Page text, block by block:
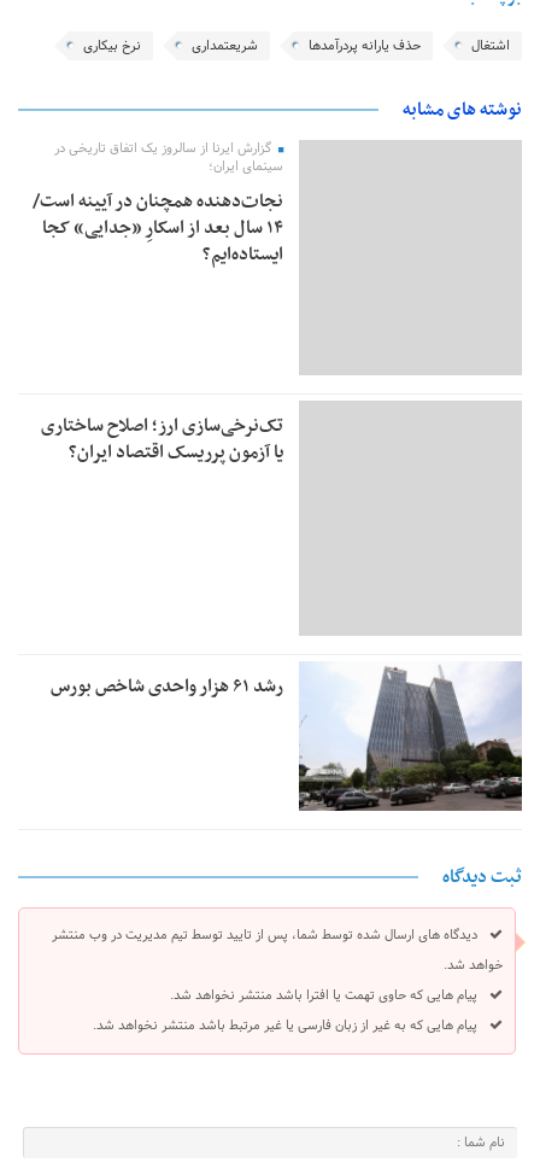
اشتغال حذف یارانه پردرآمدها شریعتمداری نرخ بیکاری
نوشته های مشابه
گزارش ایرنا از سالروز یک اتفاق تاریخی در
سینمای ایران؛
نجات‌دهنده‌ همچنان در آیینه است/
۱۴ سال بعد از اسکارِ «جدایی» کجا
ایستاده‌ایم؟
تک‌نرخی‌سازی ارز؛ اصلاح ساختاری
یا آزمون پرریسک اقتصاد ایران؟
رشد ۶۱ هزار واحدی شاخص بورس
ثبت دیدگاه
دیدگاه های ارسال شده توسط شما، پس از تایید توسط تیم مدیریت در وب منتشر
خواهد شد.
پیام هایی که حاوی تهمت یا افترا باشد منتشر نخواهد شد.
پیام هایی که به غیر از زبان فارسی یا غیر مرتبط باشد منتشر نخواهد شد.